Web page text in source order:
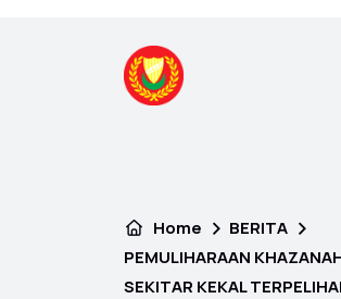
Home
BERITA
PEMULIHARAAN
SEKITAR KEKAL